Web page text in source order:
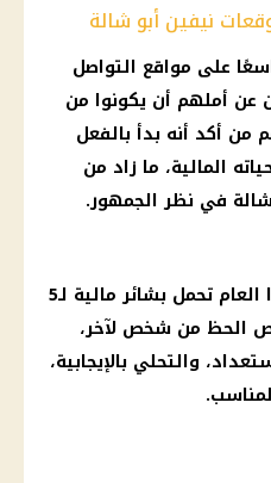
نيفين أبو شالة
على مواقع التواصل
عن أملهم أن يكونوا من
من أكد أنه بدأ بالفعل
المالية، ما زاد من
في نظر الجمهور.
تحمل بشائرمالية لـ5
الحظ من شخص لآخر،
والتحلي بالإيجابية،